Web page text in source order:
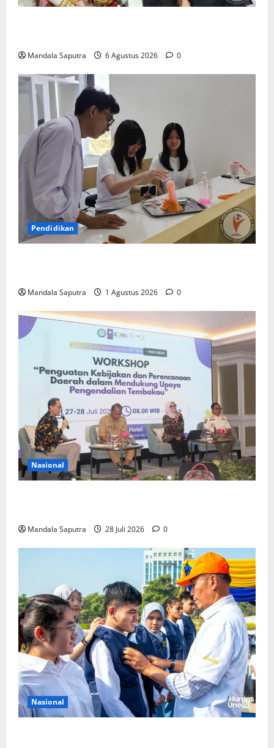
Mandala Saputra 6 Agustus 2026 0
Pendidikan
Mandala Saputra 1 Agustus 2026 0
Nasional
Mandala Saputra 28 Juli 2026 0
Nasional